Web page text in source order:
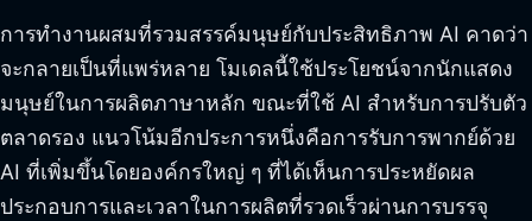
การทำงานผสมที่รวมสรรค์มนุษย์กับประสิทธิภาพ AI คาดว่า
จะกลายเป็นที่แพร่หลาย โมเดลนี้ใช้ประโยชน์จากนักแสดง
มนุษย์ในการผลิตภาษาหลัก ขณะที่ใช้ AI สำหรับการปรับตัว
ตลาดรอง แนวโน้มอีกประการหนึ่งคือการรับการพากย์ด้วย
AI ที่เพิ่มขึ้นโดยองค์กรใหญ่ ๆ ที่ได้เห็นการประหยัดผล
ประกอบการและเวลาในการผลิตที่รวดเร็วผ่านการบรรจุ